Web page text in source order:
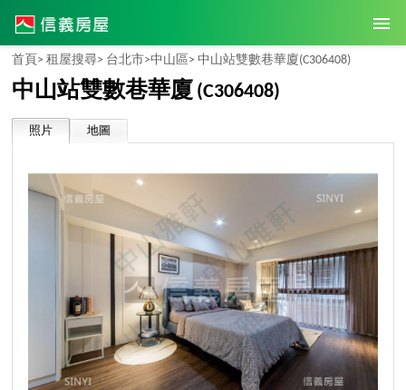
首頁> 租屋搜尋> 台北市>中山區> 中山站雙數巷華廈(C306408)
中山站雙數巷華廈 (C306408)
照片 地圖